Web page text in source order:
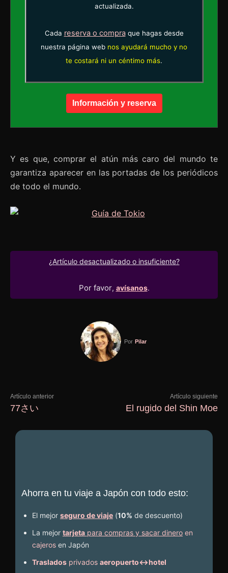
actualizada.
Cada reserva o compraque hagas desde
nuestra página web nos ayudará mucho y no
te costará ni un céntimo más.
Información y reserva
Y es que, comprar el atún más caro del mundo te
garantiza aparecer en las portadas de los periódicos
de todo el mundo.
¿Artículo desactualizado o insuficiente?
Por favor, avísanos.
Por Pilar
Artículo anterior
77さい
Artículo siguiente
El rugido del Shin Moe
Ahorra en tu viaje a Japón con todo esto:
El mejor seguro de viaje (10% de descuento)
La mejor tarjeta para compras y sacar dinero en
cajeros en Japón
Traslados privados aeropuerto↔hotel